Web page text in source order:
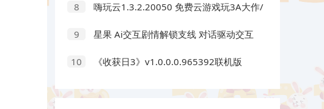
8
嗨玩云1.3.2.20050 免费云游戏玩3A大作/
9
星果 Ai交互剧情解锁支线 对话驱动交互
10 《收获日3》v1.0.0.0.965392联机版